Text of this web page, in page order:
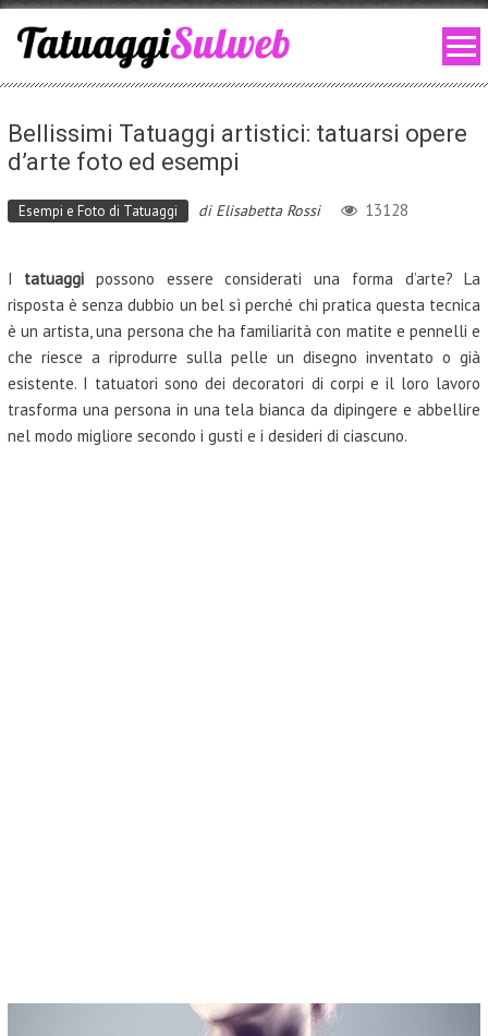
Bellissimi Tatuaggi artistici: tatuarsi opere
d’arte foto ed esempi
Esempi e Foto di Tatuaggi di Elisabetta Rossi 13128
I tatuaggi possono essere considerati una forma d’arte? La
risposta è senza dubbio un bel sì perché chi pratica questa tecnica
è un artista, una persona che ha familiarità con matite e pennelli e
che riesce a riprodurre sulla pelle un disegno inventato o già
esistente. I tatuatori sono dei decoratori di corpi e il loro lavoro
trasforma una persona in una tela bianca da dipingere e abbellire
nel modo migliore secondo i gusti e i desideri di ciascuno.